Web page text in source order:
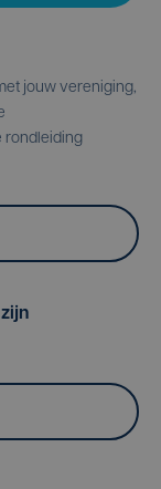
jouw vereniging,
rondleiding